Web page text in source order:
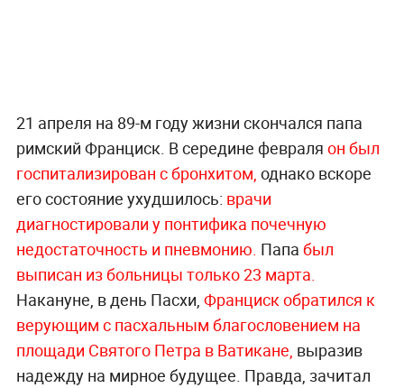
21 апреля на 89-м году жизни скончался папа
римский Франциск. В середине февраля он был
госпитализирован с бронхитом, однако вскоре
его состояние ухудшилось: врачи
диагностировали у понтифика почечную
недостаточность и пневмонию. Папа был
выписан из больницы только 23 марта.
Накануне, в день Пасхи, Франциск обратился к
верующим с пасхальным благословением на
площади Святого Петра в Ватикане, выразив
надежду на мирное будущее. Правда, зачитал